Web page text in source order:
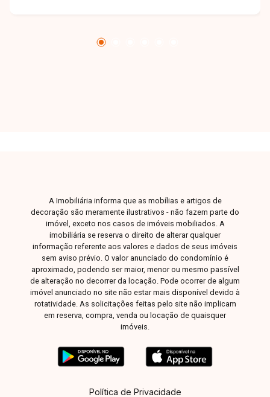
armários, sendo 1 suíte com ar-condicionado,
A Imobiliária informa que as mobílias e artigos de
decoração são meramente ilustrativos - não fazem parte do
imóvel, exceto nos casos de imóveis mobiliados. A
imobiliária se reserva o direito de alterar qualquer
informação referente aos valores e dados de seus imóveis
sem aviso prévio. O valor anunciado do condomínio é
aproximado, podendo ser maior, menor ou mesmo passível
de alteração no decorrer da locação. Pode ocorrer de algum
imóvel anunciado no site não estar mais disponível devido à
rotatividade. As solicitações feitas pelo site não implicam
em reserva, compra, venda ou locação de quaisquer
imóveis.
Política de Privacidade